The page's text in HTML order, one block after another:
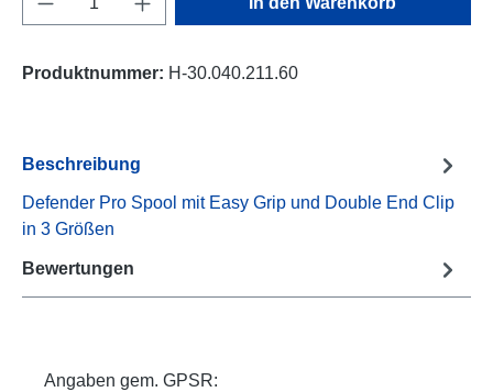
Produktnummer: H-30.040.211.60
Beschreibung
Defender Pro Spool mit Easy Grip und Double End Clip
in 3 Größen
Bewertungen
Angaben gem. GPSR: